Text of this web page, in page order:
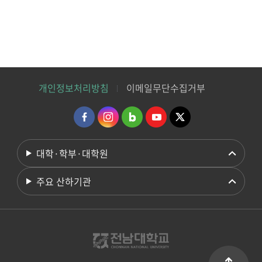
개인정보처리방침 이메일무단수집거부
대학·학부·대학원
주요 산하기관